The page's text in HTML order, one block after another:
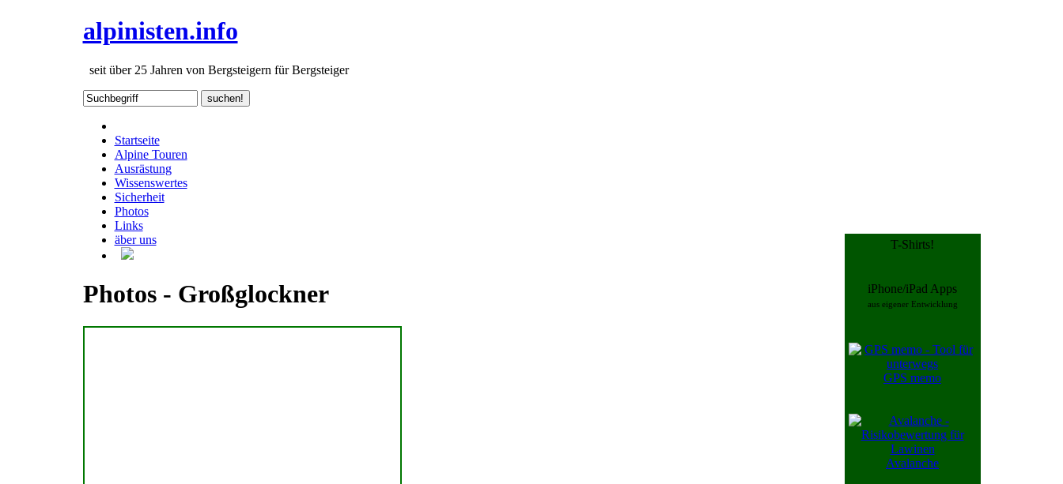
T-Shirts!
iPhone/iPad Apps
aus eigener Entwicklung
GPS memo
Avalanche
alpinisten.info
seit über 25 Jahren von Bergsteigern für Bergsteiger
Startseite
Alpine Touren
Ausrästung
Wissenswertes
Sicherheit
Photos
Links
äber uns
Photos - Großglockner